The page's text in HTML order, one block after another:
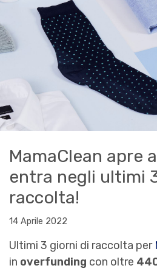
MamaClean apre
entra negli ultimi
raccolta!
14 Aprile 2022
Ultimi 3 giorni di raccolta per
in overfunding con oltre